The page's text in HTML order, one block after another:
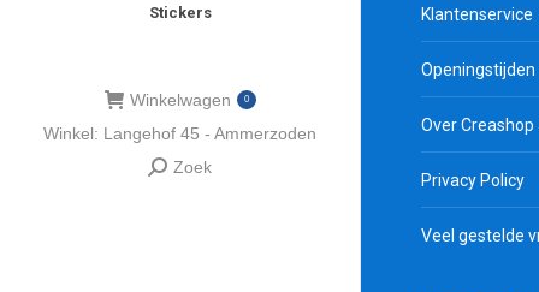
Stickers
Winkelwagen 0
Winkel: Langehof 45 - Ammerzoden
Zoeken:
Zoek
Klantenservice
Openingstijden
Over Creashop
Privacy Policy
Veel gestelde